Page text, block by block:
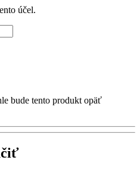
účel.
bude tento produkt opäť